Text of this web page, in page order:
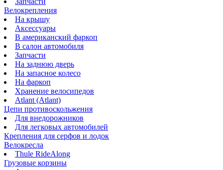
Велокрепления
На крышу
Аксессуары
В американский фаркоп
В салон автомобиля
Запчасти
На заднюю дверь
На запасное колесо
На фаркоп
Хранение велосипедов
Atlant (Atlant)
Цепи противоскольжения
Для внедорожников
Для легковых автомобилей
Крепления для серфов и лодок
Велокресла
Thule RideAlong
Грузовые корзины